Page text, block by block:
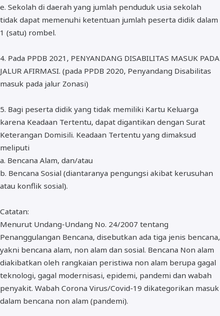
e. Sekolah di daerah yang jumlah penduduk usia sekolah
tidak dapat memenuhi ketentuan jumlah peserta didik dalam
1 (satu) rombel.
4. Pada PPDB 2021, PENYANDANG DISABILITAS MASUK PADA
JALUR AFIRMASI. (pada PPDB 2020, Penyandang Disabilitas
masuk pada jalur Zonasi)
5. Bagi peserta didik yang tidak memiliki Kartu Keluarga
karena Keadaan Tertentu, dapat digantikan dengan Surat
Keterangan Domisili. Keadaan Tertentu yang dimaksud
meliputi
a. Bencana Alam, dan/atau
b. Bencana Sosial (diantaranya pengungsi akibat kerusuhan
atau konflik sosial).
Catatan:
Menurut Undang-Undang No. 24/2007 tentang
Penanggulangan Bencana, disebutkan ada tiga jenis bencana,
yakni bencana alam, non alam dan sosial. Bencana Non alam
diakibatkan oleh rangkaian peristiwa non alam berupa gagal
teknologi, gagal modernisasi, epidemi, pandemi dan wabah
penyakit. Wabah Corona Virus/Covid-19 dikategorikan masuk
dalam bencana non alam (pandemi).